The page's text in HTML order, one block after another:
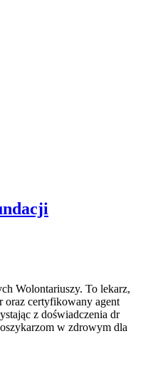
Wolontariuszy. To lekarz,
oraz certyfikowany agent
z doświadczenia dr
w zdrowym dla